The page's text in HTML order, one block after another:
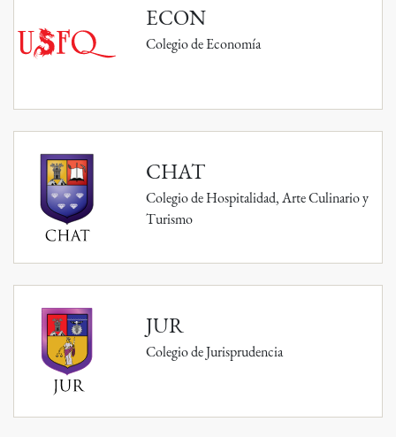
ECON
Colegio de Economía
CHAT
Colegio de Hospitalidad, Arte Culinario y
Turismo
JUR
Colegio de Jurisprudencia